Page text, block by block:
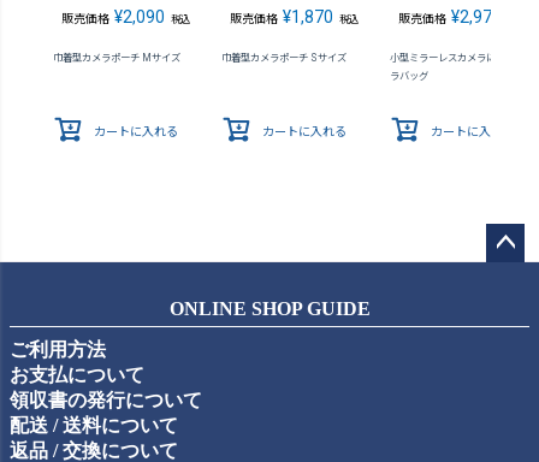
販売価格 ¥2,090 税込
巾着型カメラポーチ Mサイズ
カートに入れる
販売価格 ¥1,870 税込
巾着型カメラポーチ Sサイズ
カートに入れる
販売価格 ¥2,970
小型ミラーレスカメラに最適なカ
ラバッグ
カートに入れる
ップ
ONLINE SHOP GUIDE
ご利用方法
お支払について
領収書の発行について
配送 / 送料について
返品 / 交換について